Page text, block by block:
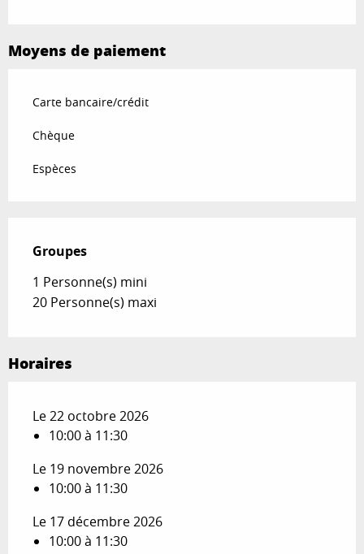
Moyens de paiement
Carte bancaire/crédit
Chèque
Espèces
Groupes
Groupes
1 Personne(s) mini
20 Personne(s) maxi
Horaires
Le 22 octobre 2026
10:00 à 11:30
Le 19 novembre 2026
10:00 à 11:30
Le 17 décembre 2026
10:00 à 11:30